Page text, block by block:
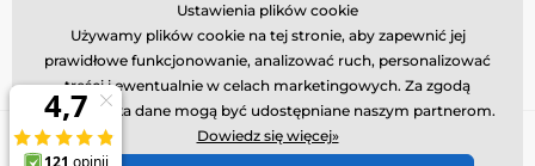
Regulamin
Artykuły i aktualności
Oceny i recenzje
Ustawienia plików cookie
Używamy plików cookie na tej stronie, aby zapewnić jej
prawidłowe funkcjonowanie, analizować ruch, personalizować
treści i ewentualnie w celach marketingowych. Za zgodą
użytkownika dane mogą być udostępniane naszym partnerom.
Dowiedz się więcej»